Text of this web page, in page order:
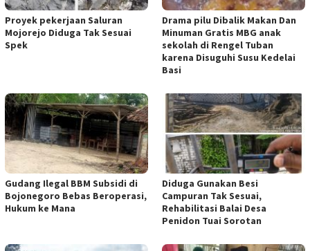
Proyek pekerjaan Saluran
Mojorejo Diduga Tak Sesuai
Spek
Drama pilu Dibalik Makan Dan
Minuman Gratis MBG anak
sekolah di Rengel Tuban
karena Disuguhi Susu Kedelai
Basi
Gudang Ilegal BBM Subsidi di
Bojonegoro Bebas Beroperasi,
Hukum ke Mana
Diduga Gunakan Besi
Campuran Tak Sesuai,
Rehabilitasi Balai Desa
Penidon Tuai Sorotan